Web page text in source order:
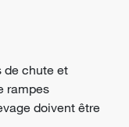
de chute et
rampes
doivent être